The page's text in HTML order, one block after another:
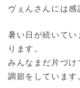
ヴぇんさんには感
暑い日が続いてい
ります。
みんなまだ片づけ
調節をしています